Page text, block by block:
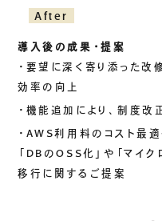
DX推進
ACCESS
CONTACT
お問い合わせ
After
導入後の成果・提案
・要望に深く寄り添った改
効率の向上
・機能追加により、制度改
・AWS利用料のコスト最
「DBのOSS化」や「マイ
移行に関するご提案